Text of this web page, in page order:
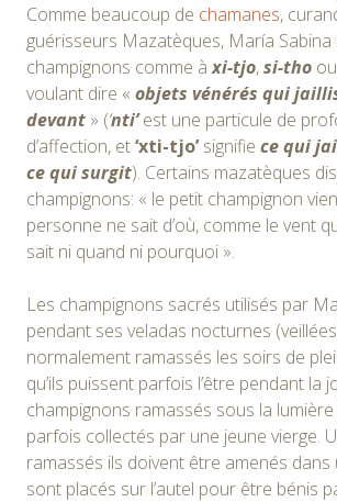
Comme beaucoup de chamanes,
guérisseurs Mazatèques, María
champignons comme àxi-tjo,si-tho ou
voulant dire « objets vénérés qui
devant » (‘nti’est une particule de
d’affection, et‘xti-tjo’signifie ce qui
ce qui surgit). Certains mazatèques
champignons: « le petit champignon
personne ne sait d’où, comme le vent
sait ni quand ni pourquoi ».
Les champignons sacrés utilisés par
pendant ses veladas nocturnes
normalement ramassés les soirs de
qu’ils puissent parfois l’être pendant la
champignons ramassés sous la
parfois collectés par une jeune vierge.
ramassés ils doivent être amenés dans
sont placés sur l’autel pour être bénis